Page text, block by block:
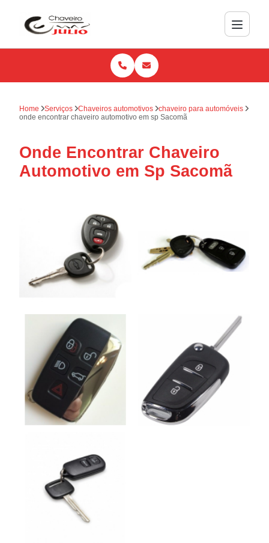
Home Serviços Chaveiros automotivos
chaveiro para automóveis
onde encontrar chaveiro automotivo em sp Sacomã
Onde Encontrar Chaveiro
Automotivo em Sp Sacomã